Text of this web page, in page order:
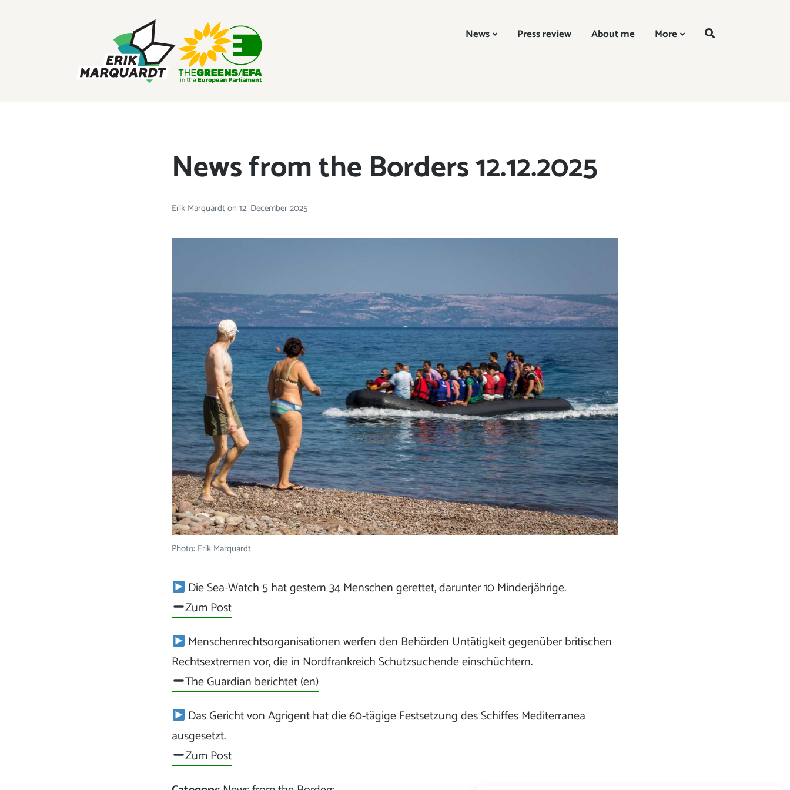
News Press review About me More
News from the Borders 12.12.2025
Erik Marquardton 12. December 2025
Photo: Erik Marquardt
Die Sea-Watch 5 hat gestern 34 Menschen gerettet, darunter 10 Minderjährige.
Zum Post
Menschenrechtsorganisationen werfen den Behörden Untätigkeit gegenüber britischen
Rechtsextremen vor, die in Nordfrankreich Schutzsuchende einschüchtern.
The Guardian berichtet (en)
Das Gericht von Agrigent hat die 60-tägige Festsetzung des Schiffes Mediterranea
ausgesetzt.
Zum Post